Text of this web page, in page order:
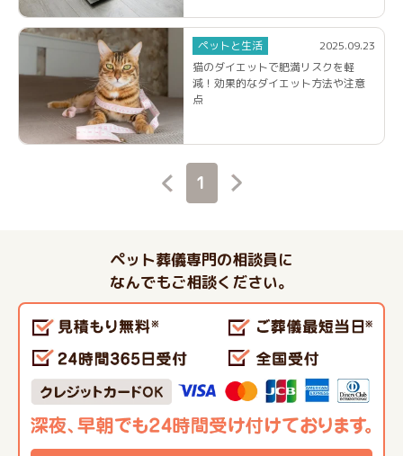
ペットと生活
2025.09.23
猫のダイエットで肥満リスクを軽
減！効果的なダイエット方法や注意
点
1
ペット葬儀専門の相談員に
なんでもご相談ください。